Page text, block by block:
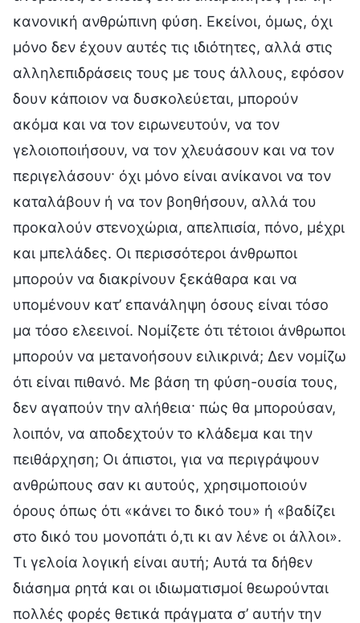
κανονική ανθρώπινη φύση. Εκείνοι, όμως, όχι
μόνο δεν έχουν αυτές τις ιδιότητες, αλλά στις
αλληλεπιδράσεις τους με τους άλλους, εφόσον
δουν κάποιον να δυσκολεύεται, μπορούν
ακόμα και να τον ειρωνευτούν, να τον
γελοιοποιήσουν, να τον χλευάσουν και να τον
περιγελάσουν· όχι μόνο είναι ανίκανοι να τον
καταλάβουν ή να τον βοηθήσουν, αλλά του
προκαλούν στενοχώρια, απελπισία, πόνο, μέχρι
και μπελάδες. Οι περισσότεροι άνθρωποι
μπορούν να διακρίνουν ξεκάθαρα και να
υπομένουν κατ’ επανάληψη όσους είναι τόσο
μα τόσο ελεεινοί. Νομίζετε ότι τέτοιοι άνθρωποι
μπορούν να μετανοήσουν ειλικρινά; Δεν νομίζω
ότι είναι πιθανό. Με βάση τη φύση-ουσία τους,
δεν αγαπούν την αλήθεια· πώς θα μπορούσαν,
λοιπόν, να αποδεχτούν το κλάδεμα και την
πειθάρχηση; Οι άπιστοι, για να περιγράψουν
ανθρώπους σαν κι αυτούς, χρησιμοποιούν
όρους όπως ότι «κάνει το δικό του» ή «βαδίζει
στο δικό του μονοπάτι ό,τι κι αν λένε οι άλλοι».
Τι γελοία λογική είναι αυτή; Αυτά τα δήθεν
διάσημα ρητά και οι ιδιωματισμοί θεωρούνται
πολλές φορές θετικά πράγματα σ’ αυτήν την